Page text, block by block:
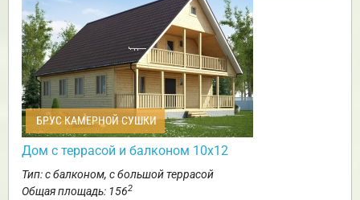
БРУС КАМЕРНОЙ СУШКИ
Дом с террасой и балконом 10х12
Тип: с балконом, с большой террасой
Общая площадь: 1562